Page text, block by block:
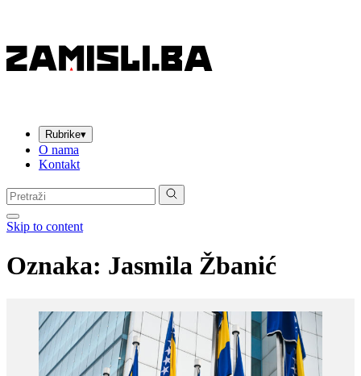
Rubrike▾
O nama
Kontakt
Pretraga:
Skip to content
Oznaka: Jasmila Žbanić